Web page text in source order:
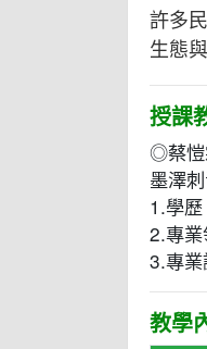
許多
生態
授課
◎蔡愷
墨澤
1.學
2.專
3.專
教學